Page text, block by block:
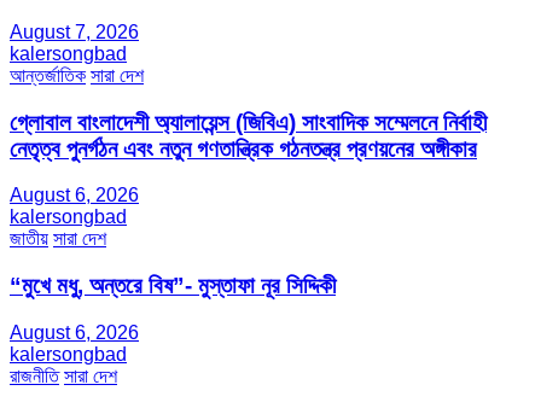
August 7, 2026
kalersongbad
আন্তর্জাতিক সারা দেশ
গ্লোবাল বাংলাদেশী অ্যালায়েন্স (জিবিএ) সাংবাদিক সম্মেলনে নির্বাহী
নেতৃত্ব পুনর্গঠন এবং নতুন গণতান্ত্রিক গঠনতন্ত্র প্রণয়নের অঙ্গীকার
August 6, 2026
kalersongbad
জাতীয় সারা দেশ
“মুখে মধু, অন্তরে বিষ”- মুস্তাফা নূর সিদ্দিকী
August 6, 2026
kalersongbad
রাজনীতি সারা দেশ